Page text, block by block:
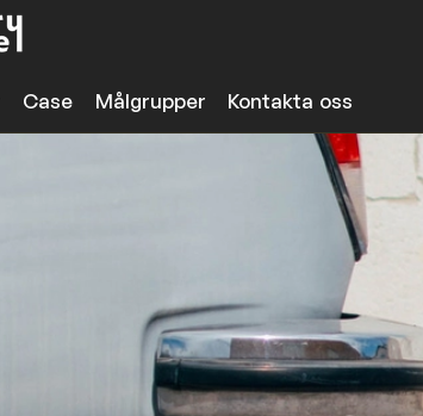
Case Målgrupper Kontakta oss